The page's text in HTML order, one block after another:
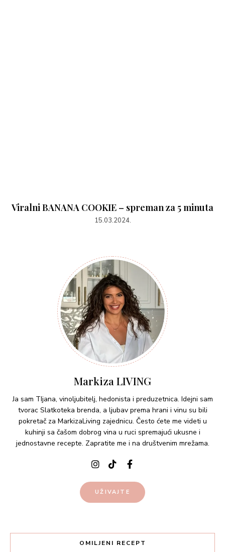
Viralni BANANA COOKIE – spreman za 5 minuta
15.03.2024.
Markiza LIVING
Ja sam TIjana, vinoljubitelj, hedonista i preduzetnica. Idejni sam
tvorac Slatkoteka brenda, a ljubav prema hrani i vinu su bili
pokretač za MarkizaLiving zajednicu. Često ćete me videti u
kuhinji sa čašom dobrog vina u ruci spremajući ukusne i
jednostavne recepte. Zapratite me i na društvenim mrežama.
UŽIVAJTE
OMILJENI RECEPT